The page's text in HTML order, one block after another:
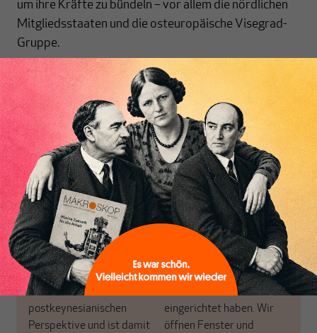
um ihre Kräfte zu bündeln – vor allem die nördlichen
Mitgliedsstaaten und die osteuropäische Visegrad-
Gruppe.
[...]
Nichts schreibt sich
von allein!
Nur für Abonnenten
MAKROSKOP analysiert
wirtschaftspolitische
Themen aus einer
postkeynesianischen
Perspektive und ist damit
Wir verlassen die
journalistische Filterblase,
eingerichtet haben. Wir
öffnen Fenster und